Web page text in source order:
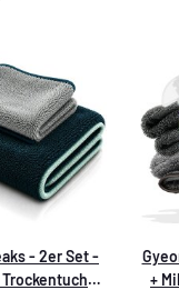
- 2er Set -
Trockentuch
+